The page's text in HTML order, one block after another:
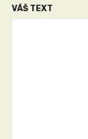
VÁŠ TEXT